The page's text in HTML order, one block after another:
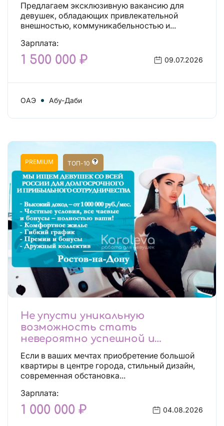
Предлагаем эксклюзивную вакансию для
девушек, обладающих привлекательной
внешностью, коммуникабельностью и...
Зарплата:
1 500 000 ₽ 09.07.2026
ОАЭ Абу-Даби
PREMIUM ТОП-10
Не упусти уникальную
возможность стать
невероятно успешной и
независимой!
Если в ваших мечтах приобретение большой
квартиры в центре города, стильный дизайн,
современная обстановка...
Зарплата:
1 000 000 ₽ 04.08.2026